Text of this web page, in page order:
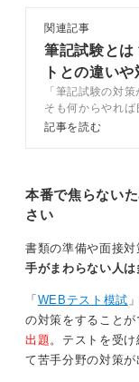
選ぶ際は、その
う基準をもとに
破れたジーンズ
ーンの常識とし
スーツでないに
カート、靴はロ
いです。
0
関連記事
筆記試験とは
トとの違い
題付きで解説
「筆記試験の対
そも何からやれば
い」という就活生
るので実際の問
んで対策に活かし
記事を読む
本番で焦らない
さい
書類の準備や面接対
手がまわらない人は
「 WEBテスト模試
の対策をすること
出題。テストを受
て苦手分野の対策が